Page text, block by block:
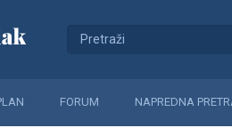
FORUM NAPREDNA